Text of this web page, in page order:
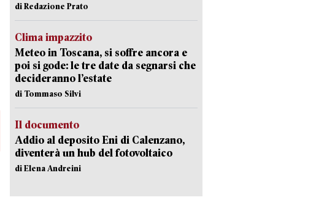
di Redazione Prato
Clima impazzito
Meteo in Toscana, si soffre ancora e
poi si gode: le tre date da segnarsi che
decideranno l’estate
di Tommaso Silvi
Il documento
Addio al deposito Eni di Calenzano,
diventerà un hub del fotovoltaico
di Elena Andreini